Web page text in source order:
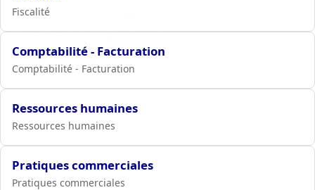
Fiscalité
Comptabilité - Facturation
Comptabilité - Facturation
Ressources humaines
Ressources humaines
Pratiques commerciales
Pratiques commerciales